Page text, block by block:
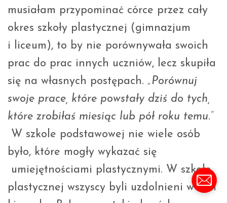
musiałam przypominać córce przez cały
okres szkoły plastycznej (gimnazjum
i liceum), to by nie porównywała swoich
prac do prac innych uczniów, lecz skupiła
się na własnych postępach. „Porównuj
swoje prace, które powstały dziś do tych,
które zrobiłaś miesiąc lub pół roku temu.”
W szkole podstawowej nie wiele osób
było, które mogły wykazać się
umiejętnościami plastycznymi. W szkole
plastycznej wszyscy byli uzdolnieni w tym